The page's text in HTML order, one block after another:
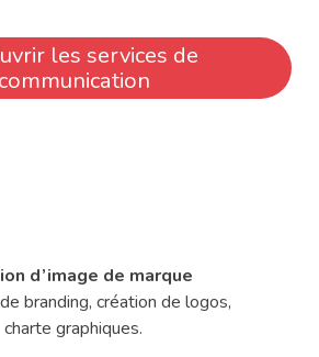
les services de
communication
d’image de marque
branding, création de logos,
charte graphiques.